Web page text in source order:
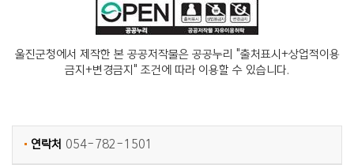
울진군청에서 제작한 본 공공저작물은 공공누리 "출처표시+상업적이용
금지+변경금지" 조건에 따라 이용할 수 있습니다.
연락처 054-782-1501